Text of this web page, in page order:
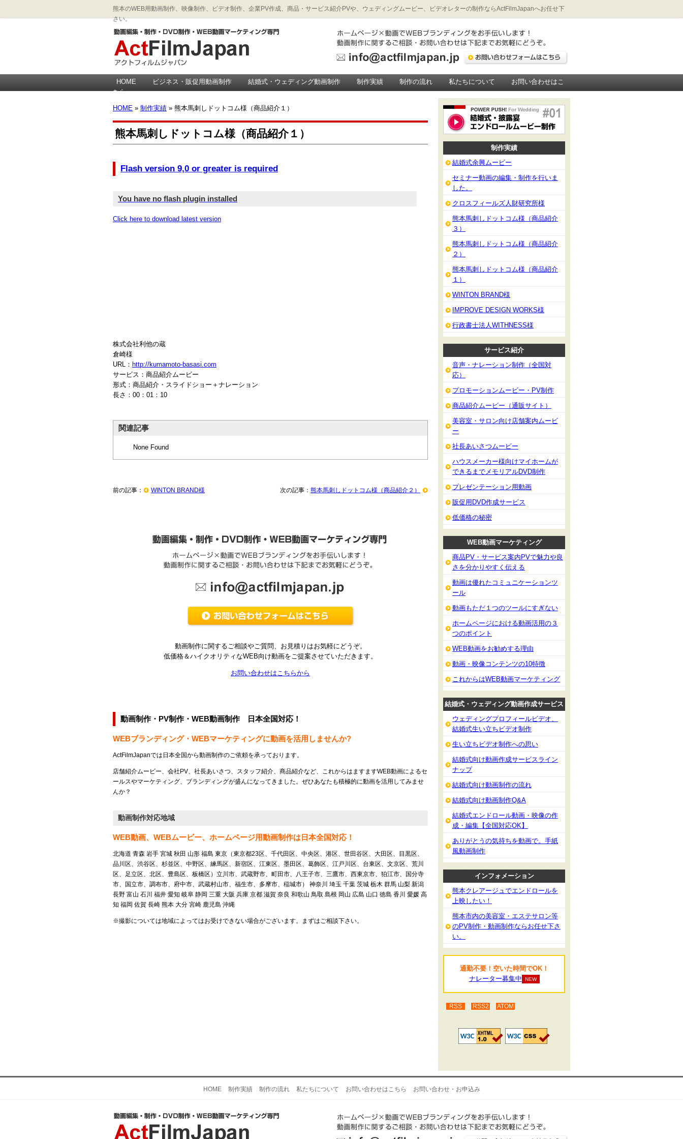
熊本のWEB用動画制作、映像制作、ビデオ制作、企業PV作成、商品・サービス紹介PVや、ウェディングムービー、ビデオレターの制作ならActFilmJapanへお任せ下
さい。
HOME ビジネス・販促用動画制作 結婚式・ウェディング動画制作 制作実績 制作の流れ 私たちについて
お問い合わせはこ
ちら
HOME » 制作実績 » 熊本馬刺しドットコム様（商品紹介１）
熊本馬刺しドットコム様（商品紹介１）
Flash version 9,0 or greater is required
You have no flash plugin installed
Click here to download latest version
株式会社利他の蔵
倉崎様
URL： http://kumamoto-basasi.com
サービス：商品紹介ムービー
形式：商品紹介・スライドショー＋ナレーション
長さ：00：01：10
関連記事
None Found
前の記事： WINTON BRAND様 次の記事： 熊本馬刺しドットコム様（商品紹介２）
動画制作に関するご相談やご質問、お見積りはお気軽にどうぞ。
低価格＆ハイクオリティなWEB向け動画をご提案させていただきます。
お問い合わせはこちらから
動画制作・PV制作・WEB動画制作 日本全国対応！
WEBブランディング・WEBマーケティングに動画を活用しませんか?
ActFilmJapanでは日本全国から動画制作のご依頼を承っております。
店舗紹介ムービー、会社PV、社長あいさつ、スタッフ紹介、商品紹介など、これからはますますWEB動画によるセ
ールスやマーケティング、ブランディングが盛んになってきました。ぜひあなたも積極的に動画を活用してみませ
んか？
動画制作対応地域
WEB動画、WEBムービー、ホームページ用動画制作は日本全国対応！
北海道 青森 岩手 宮城 秋田 山形 福島 東京（東京都23区、千代田区、中央区、港区、世田谷区、大田区、目黒区、
品川区、渋谷区、杉並区、中野区、練馬区、新宿区、江東区、墨田区、葛飾区、江戸川区、台東区、文京区、荒川
区、足立区、北区、豊島区、板橋区）立川市、武蔵野市、町田市、八王子市、三鷹市、西東京市、狛江市、国分寺
市、国立市、調布市、府中市、武蔵村山市、福生市、多摩市、稲城市） 神奈川 埼玉 千葉 茨城 栃木 群馬 山梨 新潟
長野 富山 石川 福井 愛知 岐阜 静岡 三重 大阪 兵庫 京都 滋賀 奈良 和歌山 鳥取 島根 岡山 広島 山口 徳島 香川 愛媛 高
知 福岡 佐賀 長崎 熊本 大分 宮崎 鹿児島 沖縄
※撮影については地域によってはお受けできない場合がございます。まずはご相談下さい。
制作実績
結婚式余興ムービー
セミナー動画の編集・制作を行いま
した。
クロスフィールズ人財研究所様
熊本馬刺しドットコム様（商品紹介
３）
熊本馬刺しドットコム様（商品紹介
２）
熊本馬刺しドットコム様（商品紹介
１）
WINTON BRAND様
IMPROVE DESIGN WORKS様
行政書士法人WITHNESS様
サービス紹介
音声・ナレーション制作（全国対
応）
プロモーションムービー・PV制作
商品紹介ムービー（通販サイト）
美容室・サロン向け店舗案内ムービ
ー
社長あいさつムービー
ハウスメーカー様向けマイホームが
できるまでメモリアルDVD制作
プレゼンテーション用動画
販促用DVD作成サービス
低価格の秘密
WEB動画マーケティング
商品PV・サービス案内PVで魅力や良
さを分かりやすく伝える
動画は優れたコミュニケーションツ
ール
動画もただ１つのツールにすぎない
ホームページにおける動画活用の３
つのポイント
WEB動画をお勧めする理由
動画・映像コンテンツの10特徴
これからはWEB動画マーケティング
結婚式・ウェディング動画作成サービス
ウェディングプロフィールビデオ、
結婚式生い立ちビデオ制作
生い立ちビデオ制作への思い
結婚式向け動画作成サービスライン
ナップ
結婚式向け動画制作の流れ
結婚式向け動画制作Q&A
結婚式エンドロール動画・映像の作
成・編集【全国対応OK】
ありがとうの気持ちを動画で。手紙
風動画制作
インフォメーション
熊本クレアージュでエンドロールを
上映したい！
熊本市内の美容室・エステサロン等
のPV制作・動画制作ならお任せ下さ
い。
通勤不要！空いた時間でOK！
ナレーター募集中
NEW
RSS RSS2 ATOM
HOME 制作実績 制作の流れ 私たちについて お問い合わせはこちら お問い合わせ・お申込み